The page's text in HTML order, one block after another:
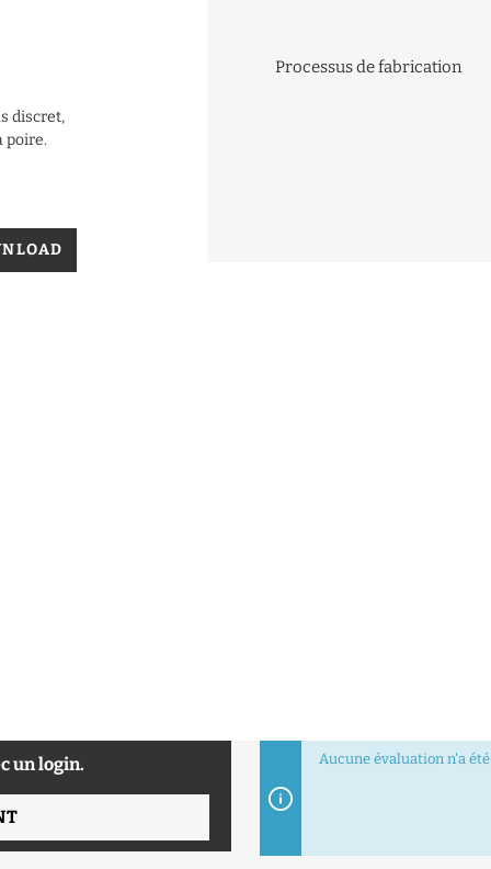
discret,
poire.
Processus de fabrication
un login. Aucune évaluation n'a